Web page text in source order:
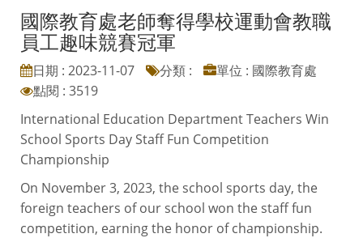
國際教育處老師奪得學校運動會教職
員工趣味競賽冠軍
日期 : 2023-11-07 分類 :
單位 : 國際教育處
點閱 : 3519
International Education Department Teachers Win
School Sports Day Staff Fun Competition
Championship
On November 3, 2023, the school sports day, the
foreign teachers of our school won the staff fun
competition, earning the honor of championship.